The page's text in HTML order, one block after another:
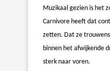
Muzikaal gezien is het
Carnivore heeft dat
zetten. Dat ze
binnen het afwijkende
sterk naar voren.